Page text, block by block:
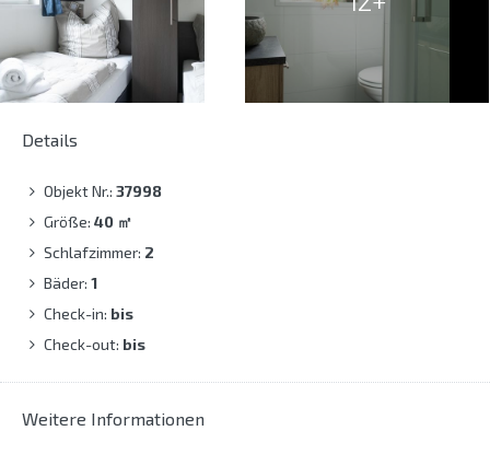
Details
Objekt Nr.: 37998
Größe: 40 ㎡
Schlafzimmer: 2
Bäder: 1
Check-in: bis
Check-out: bis
Weitere Informationen